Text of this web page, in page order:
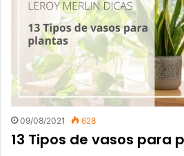
09/08/2021 628
13 Tipos de vasos para